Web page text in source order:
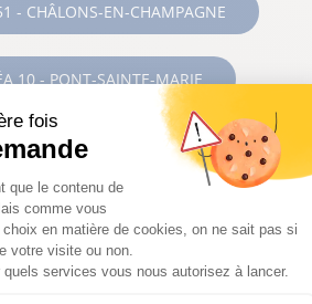
fois
du
que le contenu de
comme vous
en matière de cookies, on ne sait pas si
votre visite ou non.
services vous nous autorisez à lancer.
- CHÂLONS-EN-CHAMPAGNE
10 - PONT-SAINTE-MARIE